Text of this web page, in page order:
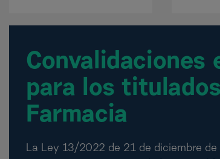
Convalidaciones
para los
Farmacia
La Ley 13/2022 de 21 de diciembre de